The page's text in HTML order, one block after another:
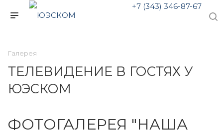
+7 (343) 346-87-67
Галерея
ТЕЛЕВИДЕНИЕ В ГОСТЯХ У
ЮЭСКОМ
ФОТОГАЛЕРЕЯ "НАША